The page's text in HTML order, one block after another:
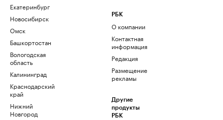
Екатеринбург
Новосибирск
Омск
Башкортостан
Вологодская
область
Калининград
Краснодарский
край
Нижний
Новгород
РБК
О компании
Контактная
информация
Редакция
Размещение
рекламы
Другие
продукты
РБК